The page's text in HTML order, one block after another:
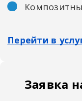
Перейти в
Заявка